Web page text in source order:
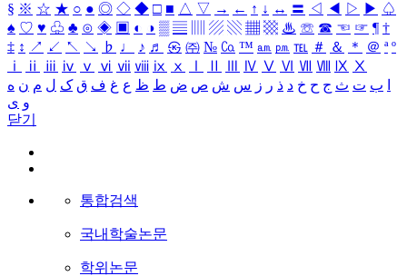
§ ※ ☆ ★ ○ ● ◎ ◇ ◆ □ ■ △ ▽ → ← ↑ ↓ ↔ 〓 ◁ ◀ ▷ ▶ ♤
♠ ♡ ♥ ♧ ♣ ⊙ ◈ ▣ ◐ ◑ ▒ ▤ ▨ ▧ ▦ ▩ ♨ ☏ ☎ ☜ ☞ ¶ †
‡ ↕ ↗ ↙ ↖ ↘ ♭ ♩ ♪ ♬ ㉿ ㈜ № ㏇ ™ ㏂ ㏘ ℡ ＃ ＆ ＊ ＠ ª º
ⅰ
ⅱ ⅲ ⅳ ⅴ ⅵ ⅶ ⅷ ⅸ ⅹ Ⅳ Ⅴ Ⅵ Ⅶ Ⅷ Ⅸ Ⅹ
ب ت ث ج ح خ د ذ ر ز س ش ص ض ط ظ ع غ ف ق ک ل م ن ه
و ی
닫기
통합검색
국내학술논문
학위논문